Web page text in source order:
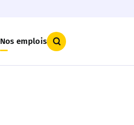
Nos emplois Que recherchez-vous ?